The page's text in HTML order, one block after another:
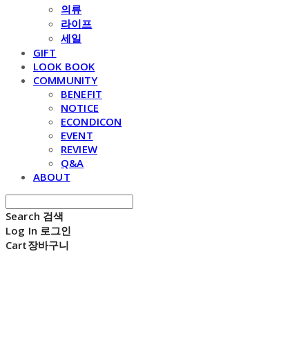
의류
라이프
세일
GIFT
LOOK BOOK
COMMUNITY
BENEFIT
NOTICE
ECONDICON
EVENT
REVIEW
Q&A
ABOUT
Search 검색
Log In 로그인
Cart장바구니